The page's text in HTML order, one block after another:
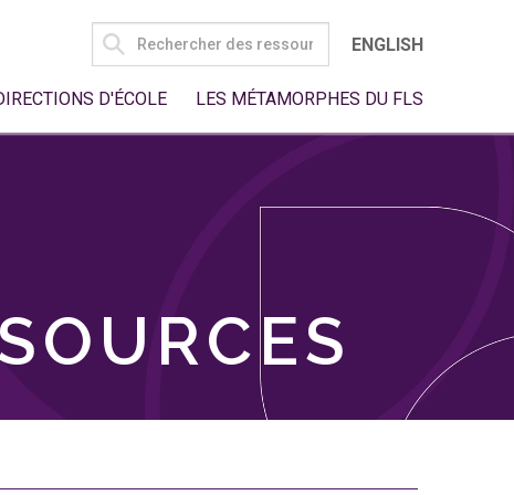
SEARCH
FOR:
ENGLISH
D'ÉCOLE LES MÉTAMORPHES DU FLS